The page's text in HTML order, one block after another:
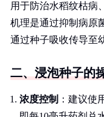
用于防治水稻纹枯病
机理是通过抑制病原
通过种子吸收传导至
二、浸泡种子的
浓度控制 ：建议使